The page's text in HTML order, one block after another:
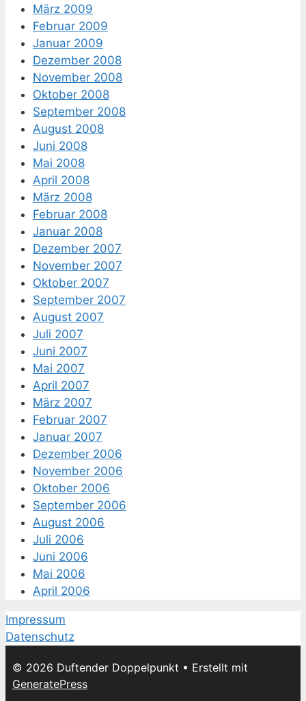
März 2009
Februar 2009
Januar 2009
Dezember 2008
November 2008
Oktober 2008
September 2008
August 2008
Juni 2008
Mai 2008
April 2008
März 2008
Februar 2008
Januar 2008
Dezember 2007
November 2007
Oktober 2007
September 2007
August 2007
Juli 2007
Juni 2007
Mai 2007
April 2007
März 2007
Februar 2007
Januar 2007
Dezember 2006
November 2006
Oktober 2006
September 2006
August 2006
Juli 2006
Juni 2006
Mai 2006
April 2006
Impressum
Datenschutz
© 2026 Duftender Doppelpunkt • Erstellt mit
GeneratePress